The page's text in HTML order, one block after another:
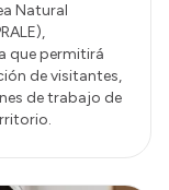
Natural
que permitirá
de visitantes,
de trabajo de